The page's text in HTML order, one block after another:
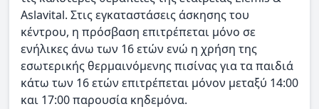
Aslavital. Στις εγκαταστάσεις άσκησης του
κέντρου, η πρόσβαση επιτρέπεται μόνο σε
ενήλικες άνω των 16 ετών ενώ η χρήση της
εσωτερικής θερμαινόμενης πισίνας για τα παιδιά
κάτω των 16 ετών επιτρέπεται μόνον μεταξύ 14:00
και 17:00 παρουσία κηδεμόνα.